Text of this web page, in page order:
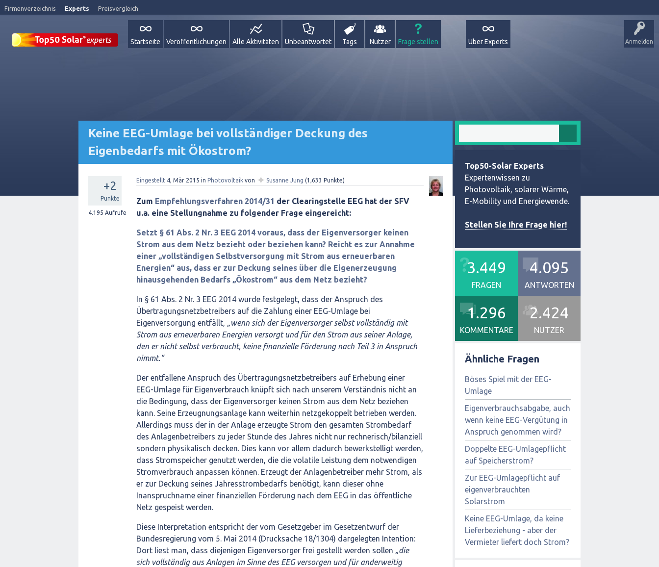
Firmenverzeichnis Experts Preisvergleich
Anmelden
Startseite Veröffentlichungen Alle Aktivitäten Unbeantwortet Tags Nutzer Frage stellen Über Experts
Keine EEG-Umlage bei vollständiger Deckung des
Eigenbedarfs mit Ökostrom?
+2
Punkte
4.195 Aufrufe
Eingestellt 4, Mär 2015 in Photovoltaik von ✦ Susanne Jung (1,633 Punkte)
Zum Empfehlungsverfahren 2014/31 der Clearingstelle EEG hat der SFV
u.a. eine Stellungnahme zu folgender Frage eingereicht:
Setzt § 61 Abs. 2 Nr. 3 EEG 2014 voraus, dass der Eigenversorger keinen
Strom aus dem Netz bezieht oder beziehen kann? Reicht es zur Annahme
einer „vollständigen Selbstversorgung mit Strom aus erneuerbaren
Energien“ aus, dass er zur Deckung seines über die Eigenerzeugung
hinausgehenden Bedarfs „Ökostrom“ aus dem Netz bezieht?
In § 61 Abs. 2 Nr. 3 EEG 2014 wurde festgelegt, dass der Anspruch des
Übertragungsnetzbetreibers auf die Zahlung einer EEG-Umlage bei
Eigenversorgung entfällt, „wenn sich der Eigenversorger selbst vollständig mit
Strom aus erneuerbaren Energien versorgt und für den Strom aus seiner Anlage,
den er nicht selbst verbraucht, keine finanzielle Förderung nach Teil 3 in Anspruch
nimmt.“
Der entfallene Anspruch des Übertragungsnetzbetreibers auf Erhebung einer
EEG-Umlage für Eigenverbrauch knüpft sich nach unserem Verständnis nicht an
die Bedingung, dass der Eigenversorger keinen Strom aus dem Netz beziehen
kann. Seine Erzeugnungsanlage kann weiterhin netzgekoppelt betrieben werden.
Allerdings muss der in der Anlage erzeugte Strom den gesamten Strombedarf
des Anlagenbetreibers zu jeder Stunde des Jahres nicht nur rechnerisch/bilanziell
sondern physikalisch decken. Dies kann vor allem dadurch bewerkstelligt werden,
dass Stromspeicher genutzt werden, die die volatile Leistung dem notwendigen
Stromverbrauch anpassen können. Erzeugt der Anlagenbetreiber mehr Strom, als
er zur Deckung seines Jahresstrombedarfs benötigt, kann dieser ohne
Inanspruchname einer finanziellen Förderung nach dem EEG in das öffentliche
Netz gespeist werden.
Diese Interpretation entspricht der vom Gesetzgeber im Gesetzentwurf der
Bundesregierung vom 5. Mai 2014 (Drucksache 18/1304) dargelegten Intention:
Dort liest man, dass diejenigen Eigenversorger frei gestellt werden sollen „die
sich vollständig aus Anlagen im Sinne des EEG versorgen und für anderweitig
Top50-Solar Experts
Expertenwissen zu
Photovoltaik, solarer Wärme,
E-Mobility und Energiewende.
Stellen Sie Ihre Frage hier!
3.449
FRAGEN
4.095
ANTWORTEN
1.296
KOMMENTARE
2.424
NUTZER
Ähnliche Fragen
Böses Spiel mit der EEG-
Umlage
Eigenverbrauchsabgabe, auch
wenn keine EEG-Vergütung in
Anspruch genommen wird?
Doppelte EEG-Umlagepflicht
auf Speicherstrom?
Zur EEG-Umlagepflicht auf
eigenverbrauchten
Solarstrom
Keine EEG-Umlage, da keine
Lieferbeziehung - aber der
Vermieter liefert doch Strom?